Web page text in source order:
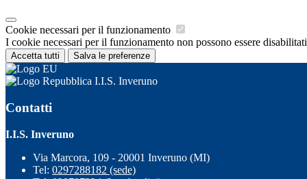
Cookie necessari per il funzionamento
I cookie necessari per il funzionamento non possono essere
Accetta tutti Salva le preferenze
I.I.S. Inveruno
Contatti
I.I.S. Inveruno
Via Marcora, 109 - 20001 Inveruno (MI)
Tel: 0297288182 (sede)